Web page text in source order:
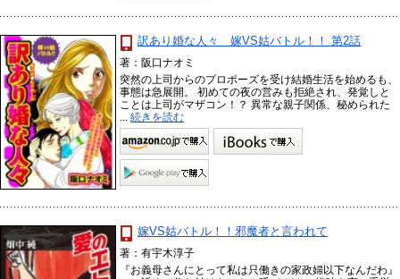
訳あり婚な人々 嫁VS姑バトル！！ 第2話
著：阪口ナオミ
突然の上司からのプロポーズを受け結婚生活を始めるも、
事態は急展開。 初めての夜の営みも拒絶され、発覚しと
ことは上司がマザコン！？ 異常な親子関係、秘められた
...続きを読む
嫁VS姑バトル！！邪魔者と言われて
著：有宇木淳子
『お義母さんにとって私は只働きの家政婦以下なんだわ』